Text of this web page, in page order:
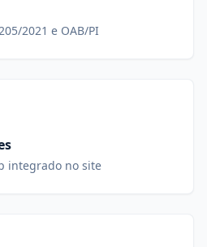
2021 e OAB/PI
integrado no site